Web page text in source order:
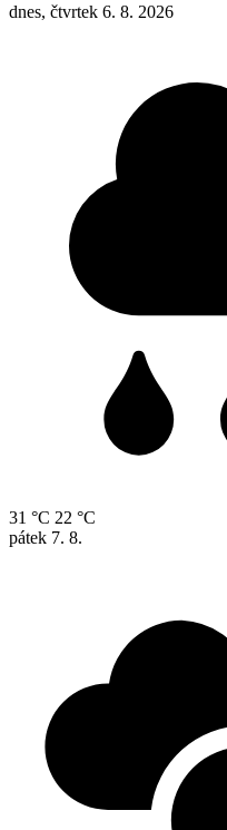
dnes, čtvrtek 6. 8. 2026
31 °C 22 °C
pátek 7. 8.